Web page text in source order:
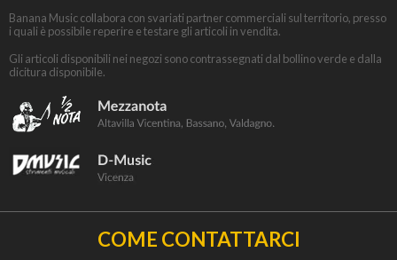
Banana Music collabora con svariati partner commerciali sul territorio, presso
i quali è possibile reperire e testare gli articoli in vendita.
Gli articoli disponibili nei negozi sono contrassegnati dal bollino verde e dalla
dicitura disponibile.
COME CONTATTARCI